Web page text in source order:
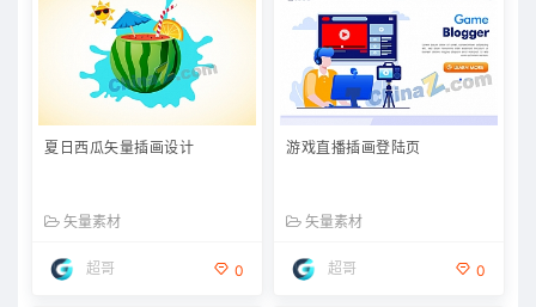
夏日西瓜矢量插画设计
矢量素材
超哥 0
游戏直播插画登陆页
矢量素材
超哥 0